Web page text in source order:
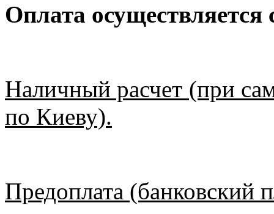
Оплата
Наличный расчет (при
по Киеву).
Предоплата (банковский